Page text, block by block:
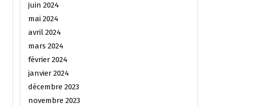
juin 2024
mai 2024
avril 2024
mars 2024
février 2024
janvier 2024
décembre 2023
novembre 2023